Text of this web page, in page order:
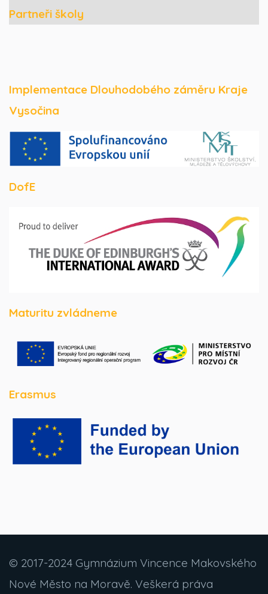
Partneři školy
Implementace Dlouhodobého záměru Kraje
Vysočina
DofE
Maturitu zvládneme
Erasmus
© 2017-2024 Gymnázium Vincence Makovského
Nové Město na Moravě. Veškerá práva